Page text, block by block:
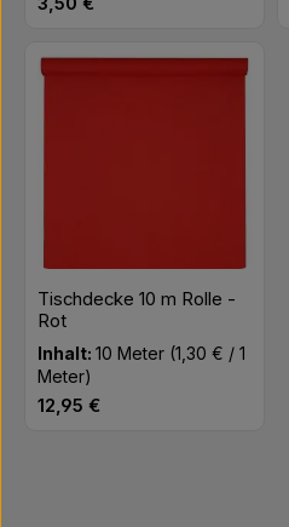
Tischdecke 10 m Rolle -
Rot
Inhalt:10 Meter (1,30 € / 1
Meter)
Regulärer Preis:
12,95 €